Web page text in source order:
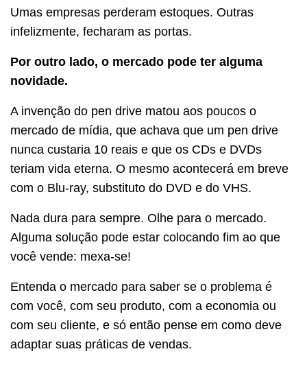
Umas empresas perderam estoques. Outras
infelizmente, fecharam as portas.
Por outro lado, o mercado pode ter alguma
novidade.
A invenção do pen drive matou aos poucos o
mercado de mídia, que achava que um pen drive
nunca custaria 10 reais e que os CDs e DVDs
teriam vida eterna. O mesmo acontecerá em breve
com o Blu-ray, substituto do DVD e do VHS.
Nada dura para sempre. Olhe para o mercado.
Alguma solução pode estar colocando fim ao que
você vende: mexa-se!
Entenda o mercado para saber se o problema é
com você, com seu produto, com a economia ou
com seu cliente, e só então pense em como deve
adaptar suas práticas de vendas.